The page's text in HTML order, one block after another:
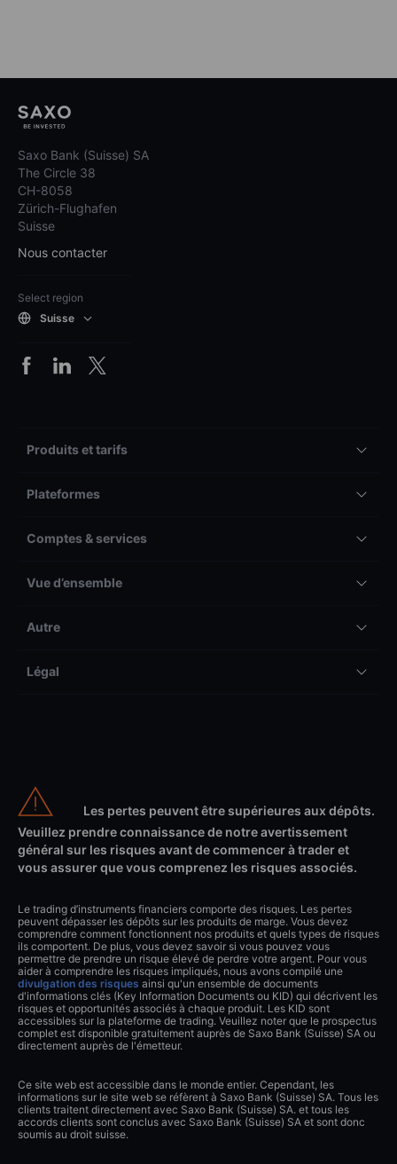
Saxo Bank (Suisse) SA
The Circle 38
CH-8058
Zürich-Flughafen
Suisse
Nous contacter
Select region
Suisse
Produits et tarifs
Plateformes
Comptes & services
Vue d’ensemble
Autre
Légal
Les pertes peuvent être supérieures aux dépôts.
Veuillez prendre connaissance de notre avertissement
général sur les risques avant de commencer à trader et
vous assurer que vous comprenez les risques associés.
Le trading d’instruments financiers comporte des risques. Les pertes
peuvent dépasser les dépôts sur les produits de marge. Vous devez
comprendre comment fonctionnent nos produits et quels types de risques
ils comportent. De plus, vous devez savoir si vous pouvez vous
permettre de prendre un risque élevé de perdre votre argent. Pour vous
aider à comprendre les risques impliqués, nous avons compilé une
divulgation des risques ainsi qu'un ensemble de documents
d'informations clés (Key Information Documents ou KID) qui décrivent les
risques et opportunités associés à chaque produit. Les KID sont
accessibles sur la plateforme de trading. Veuillez noter que le prospectus
complet est disponible gratuitement auprès de Saxo Bank (Suisse) SA ou
directement auprès de l'émetteur.
Ce site web est accessible dans le monde entier. Cependant, les
informations sur le site web se réfèrent à Saxo Bank (Suisse) SA. Tous les
clients traitent directement avec Saxo Bank (Suisse) SA. et tous les
accords clients sont conclus avec Saxo Bank (Suisse) SA et sont donc
soumis au droit suisse.